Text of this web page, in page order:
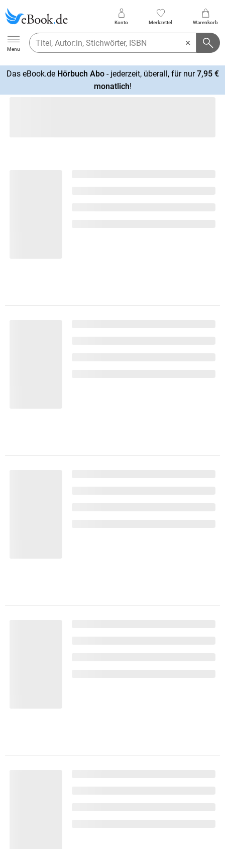
Ebook.de
Menu
Konto Merkzettel Warenkorb
Das eBook.de Hörbuch Abo- jederzeit, überall, für nur7,95 €
monatlich!